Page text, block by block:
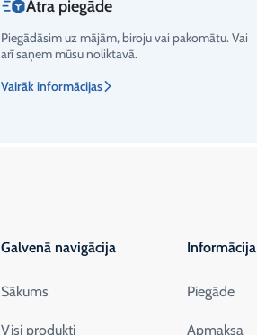
Ātra piegāde
Piegādāsim uz mājām, biroju vai pakomātu. Vai
arī saņem mūsu noliktavā.
Vairāk informācijas
Galvenā navigācija
Sākums
Visi produkti
Informācija
Piegāde
Apmaksa